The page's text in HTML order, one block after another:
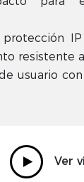
resistente
usuario
Ver